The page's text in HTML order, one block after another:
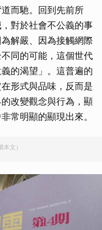
而馳。回到先前所
對於社會不公義的事
解嚴、因為接觸網際
同的可能，這個世代
的渴望」。這普遍的
形式與品味，反而是
改變觀念與行為，顯
常明顯的顯現出來。
文）